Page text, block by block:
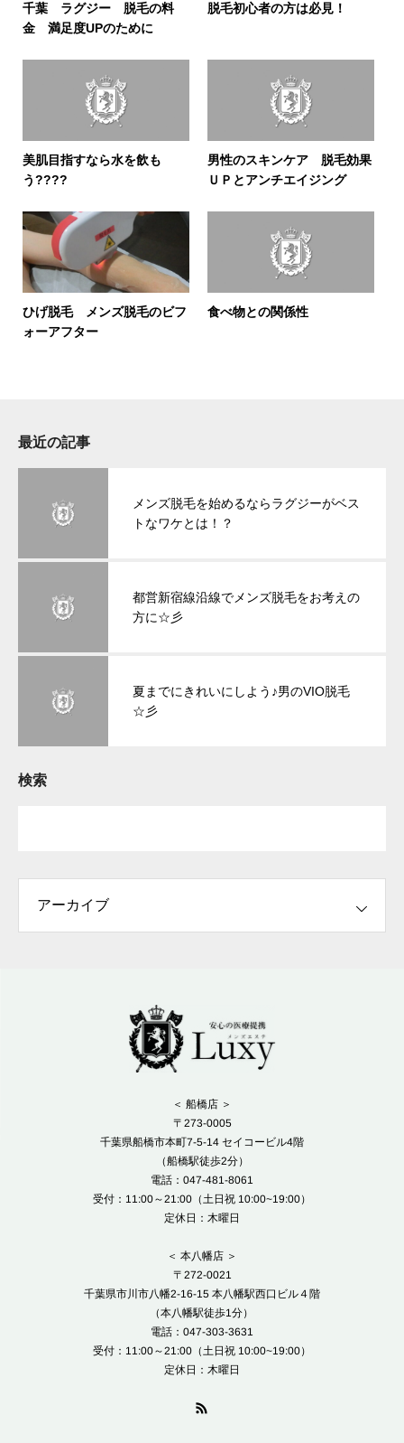
千葉 ラグジー 脱毛の料
金 満足度UPのために
脱毛初心者の方は必見！
美肌目指すなら水を飲も
う????
男性のスキンケア 脱毛効果
ＵＰとアンチエイジング
ひげ脱毛 メンズ脱毛のビフ
ォーアフター
食べ物との関係性
最近の記事
メンズ脱毛を始めるならラグジーがベス
トなワケとは！？
都営新宿線沿線でメンズ脱毛をお考えの
方に☆彡
夏までにきれいにしよう♪男のVIO脱毛
☆彡
検索
＜ 船橋店 ＞
〒273-0005
千葉県船橋市本町7-5-14 セイコービル4階
（船橋駅徒歩2分）
電話：047-481-8061
受付：11:00～21:00（土日祝 10:00~19:00）
定休日：木曜日
＜ 本八幡店 ＞
〒272-0021
千葉県市川市八幡2-16-15 本八幡駅西口ビル４階
（本八幡駅徒歩1分）
電話：047-303-3631
受付：11:00～21:00（土日祝 10:00~19:00）
定休日：木曜日